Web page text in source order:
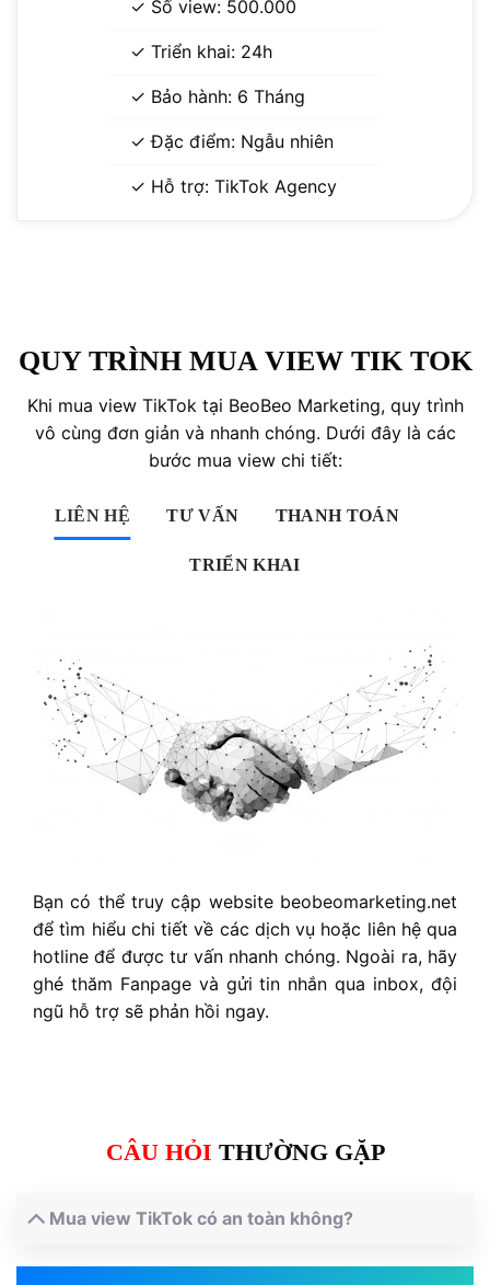
✓ Số view: 500.000
✓ Triển khai: 24h
✓ Bảo hành: 6 Tháng
✓ Đặc điểm: Ngẫu nhiên
✓ Hỗ trợ: TikTok Agency
QUY TRÌNH MUA VIEW TIK TOK
Khi mua view TikTok tại BeoBeo Marketing, quy trình
vô cùng đơn giản và nhanh chóng. Dưới đây là các
bước mua view chi tiết:
LIÊN HỆ TƯ VẤN THANH TOÁN
TRIỂN KHAI
Bạn có thể truy cập website beobeomarketing.net
để tìm hiểu chi tiết về các dịch vụ hoặc liên hệ qua
hotline để được tư vấn nhanh chóng. Ngoài ra, hãy
ghé thăm Fanpage và gửi tin nhắn qua inbox, đội
ngũ hỗ trợ sẽ phản hồi ngay.
CÂU HỎI THƯỜNG GẶP
Mua view TikTok có an toàn không?